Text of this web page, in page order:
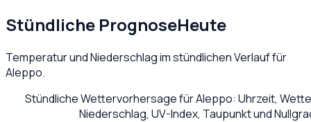
Stündliche PrognoseHeute
Temperatur und Niederschlag im stündlichen Verlauf für
Aleppo.
Stündliche Wettervorhersage fürAleppo: Uhrzeit,
Niederschlag, UV-Index, Taupunkt und